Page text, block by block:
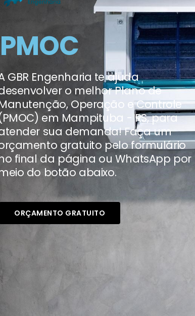
PMOC
GBR Engenharia te ajuda
o melhor Plano de
Operação e Controle
em Mampituba - RS, para
sua demanda! Faça um
gratuito pelo formulário
final da página ou WhatsApp por
do botão abaixo.
ORÇAMENTO GRATUITO